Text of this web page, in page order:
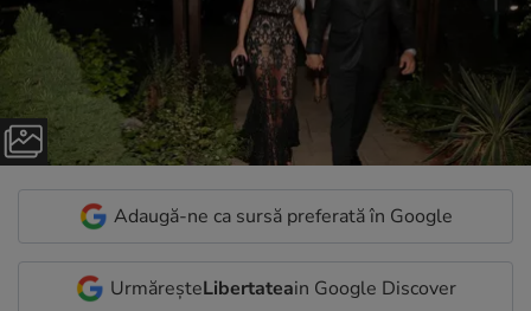
Adaugă-ne ca sursă preferată în Google
UrmăreșteLibertateain Google Discover